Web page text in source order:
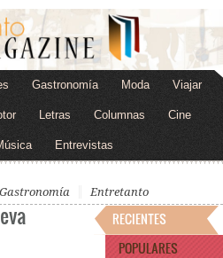
Gastronomía Moda Viajar
Letras Columnas Cine
Entrevistas
Gastronomía Entretanto
RECIENTES
POPULARES